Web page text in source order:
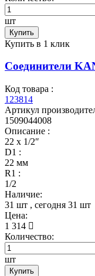
шт
Купить
Купить в 1 клик
Соединители
Код товара :
123814
Артикул
1509044008
Описание :
22 x 1/2″
D1 :
22 мм
R1 :
1/2
Наличие:
31 шт , сегодня 31 шт
Цена:
1 314
Количество:
шт
Купить